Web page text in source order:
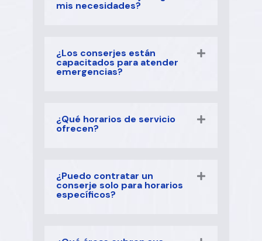
mis necesidades?
¿Los conserjes están
capacitados para atender
emergencias?
¿Qué horarios de servicio
ofrecen?
¿Puedo contratar un
conserje solo para horarios
específicos?